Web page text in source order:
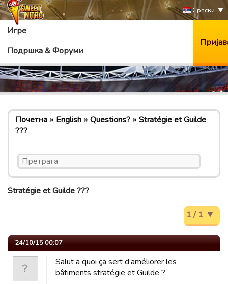
Српски
Игре
Подршка & Форуми
Почетна English Questions?
Stratégie et Guilde
???
Stratégie et Guilde ???
1 / 1
24/10/15 00:07
Salut a quoi ça sert d’améliorer les
bâtiments stratégie et Guilde ?